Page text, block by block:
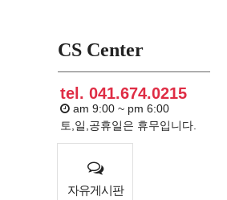
CS Center
tel. 041.674.0215
am 9:00 ~ pm 6:00
토,일,공휴일은 휴무입니다.
자유게시판